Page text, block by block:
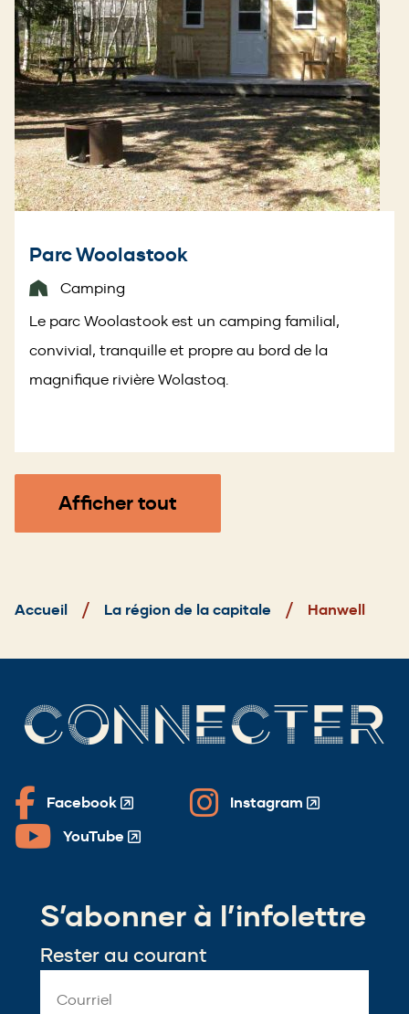
Parc Woolastook
Camping
Le parc Woolastook est un camping familial,
convivial, tranquille et propre au bord de la
magnifique rivière Wolastoq.
Afficher tout
d'Ariane
Accueil La région de la capitale Hanwell
CONNECTER
Facebook
(Opens
in
window)
Instagram
(Opens
window)
YouTube
(Opens
newS’abonner à l’infolettre
Rester au courant
Address